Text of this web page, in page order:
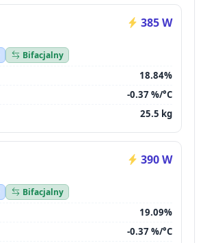
385 W
Bifacjalny
18.84%
-0.37 %/°C
25.5 kg
390 W
Bifacjalny
19.09%
-0.37 %/°C